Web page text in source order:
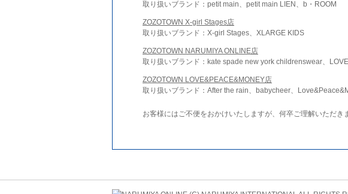
取り扱いブランド：petit main、petit main LIEN、b・ROOM
ZOZOTOWN X-girl Stages店
取り扱いブランド：X-girl Stages、XLARGE KIDS
ZOZOTOWN NARUMIYA ONLINE店
取り扱いブランド：kate spade new york childrenswear、
ZOZOTOWN LOVE&PEACE&MONEY店
取り扱いブランド：After the rain、babycheer、
お客様にはご不便をおかけいたしますが、何卒ご理解いただき